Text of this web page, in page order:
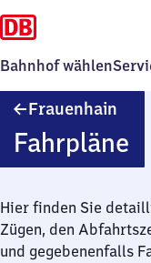
Bahnhof wählen
Frauenhain
Fahrpläne
Hier finden Sie
Zügen, den
und gegebenenfalls